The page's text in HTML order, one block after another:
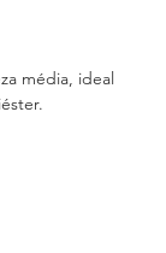
média, ideal